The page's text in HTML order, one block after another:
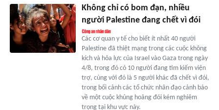
Không chỉ có bom đạn, nhiều
người Palestine đang chết vì đói
Các cơ quan y tế cho biết ít nhất 40 người
Palestine đã thiệt mạng trong các cuộc không
kích và hỏa lực của Israel vào Gaza trong ngày
4/8, trong đó có 10 người đang tìm kiếm viện
trợ, cùng với đó là 5 người khác đã chết vì đói,
trong bối cảnh các tổ chức nhân đạo cảnh báo
về một cuộc khủng hoảng đói kém nghiêm
trọng tại khu vực này.